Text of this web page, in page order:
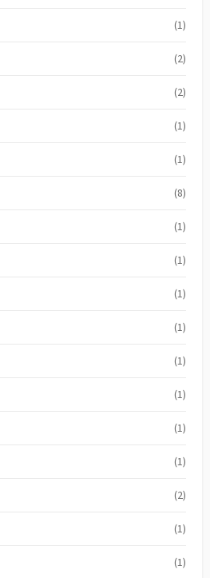
(1)
(2)
(2)
(1)
(1)
(8)
(1)
(1)
(1)
(1)
(1)
(1)
(1)
(1)
(2)
(1)
(1)